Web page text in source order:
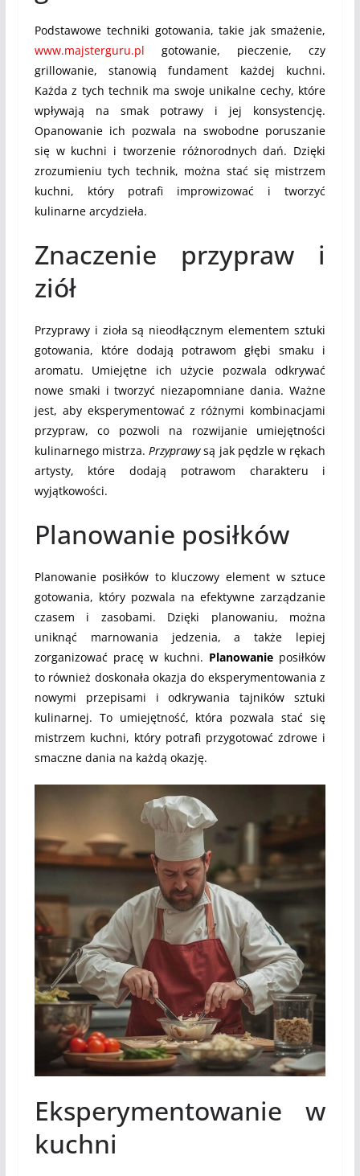
Podstawowe techniki gotowania, takie jak smażenie,
www.majsterguru.pl gotowanie, pieczenie, czy
grillowanie, stanowią fundament każdej kuchni.
Każda z tych technik ma swoje unikalne cechy, które
wpływają na smak potrawy i jej konsystencję.
Opanowanie ich pozwala na swobodne poruszanie
się w kuchni i tworzenie różnorodnych dań. Dzięki
zrozumieniu tych technik, można stać się mistrzem
kuchni, który potrafi improwizować i tworzyć
kulinarne arcydzieła.
Znaczenie przypraw i
ziół
Przyprawy i zioła są nieodłącznym elementem sztuki
gotowania, które dodają potrawom głębi smaku i
aromatu. Umiejętne ich użycie pozwala odkrywać
nowe smaki i tworzyć niezapomniane dania. Ważne
jest, aby eksperymentować z różnymi kombinacjami
przypraw, co pozwoli na rozwijanie umiejętności
kulinarnego mistrza.Przyprawysą jak pędzle w rękach
artysty, które dodają potrawom charakteru i
wyjątkowości.
Planowanie posiłków
Planowanie posiłków to kluczowy element w sztuce
gotowania, który pozwala na efektywne zarządzanie
czasem i zasobami. Dzięki planowaniu, można
uniknąć marnowania jedzenia, a także lepiej
zorganizować pracę w kuchni. Planowanie posiłków
to również doskonała okazja do eksperymentowania z
nowymi przepisami i odkrywania tajników sztuki
kulinarnej. To umiejętność, która pozwala stać się
mistrzem kuchni, który potrafi przygotować zdrowe i
smaczne dania na każdą okazję.
Eksperymentowanie w
kuchni